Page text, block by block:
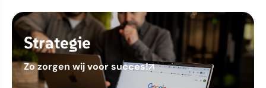
Strategie
Zo zorgen wij voor succes!